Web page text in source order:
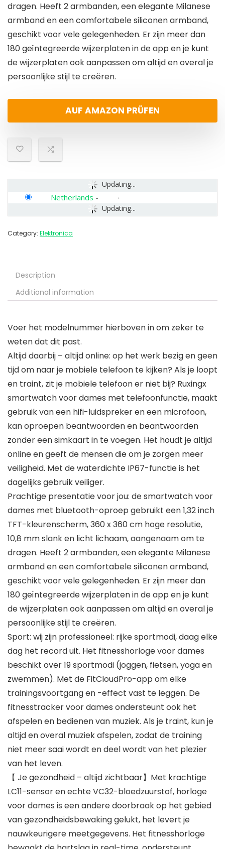
dragen. Heeft 2 armbanden, een elegante Milanese
armband en een comfortabele siliconen armband,
geschikt voor vele gelegenheden. Er zijn meer dan
180 geïntegreerde wijzerplaten in de app en je kunt
de wijzerplaten ook aanpassen om altijd en overal je
persoonlijke stijl te creëren.
AUF AMAZON PRÜFEN
Updating...
Updating...
Netherlands -
Category: Elektronica
Description
Additional information
Voer het modelnummer hierboven in om zeker te
weten dat dit past.
Altijd daarbij – altijd online: op het werk bezig en geen
tijd om naar je mobiele telefoon te kijken? Als je loopt
en traint, zit je mobiele telefoon er niet bij? Ruxingx
smartwatch voor dames met telefoonfunctie, maakt
gebruik van een hifi-luidspreker en een microfoon,
kan oproepen beantwoorden en beantwoorden
zonder een simkaart in te voegen. Het houdt je altijd
online en geeft de mensen die om je zorgen meer
veiligheid. Met de waterdichte IP67-functie is het
dagelijks gebruik veiliger.
Prachtige presentatie voor jou: de smartwatch voor
dames met bluetooth-oproep gebruikt een 1,32 inch
TFT-kleurenscherm, 360 x 360 cm hoge resolutie,
10,8 mm slank en licht lichaam, aangenaam om te
dragen. Heeft 2 armbanden, een elegante Milanese
armband en een comfortabele siliconen armband,
geschikt voor vele gelegenheden. Er zijn meer dan
180 geïntegreerde wijzerplaten in de app en je kunt
de wijzerplaten ook aanpassen om altijd en overal je
persoonlijke stijl te creëren.
Sport: wij zijn professioneel: rijke sportmodi, daag elke
dag het record uit. Het fitnesshorloge voor dames
beschikt over 19 sportmodi (joggen, fietsen, yoga en
zwemmen). Met de FitCloudPro-app om elke
trainingsvoortgang en -effect vast te leggen. De
fitnesstracker voor dames ondersteunt ook het
afspelen en bedienen van muziek. Als je traint, kun je
altijd en overal muziek afspelen, zodat de training
niet meer saai wordt en deel wordt van het plezier
van het leven.
【 Je gezondheid – altijd zichtbaar】Met krachtige
LC11-sensor en echte VC32-bloedzuurstof, horloge
voor dames is een andere doorbraak op het gebied
van gezondheidsbewaking gelukt, het levert je
nauwkeurigere meetgegevens. Het fitnesshorloge